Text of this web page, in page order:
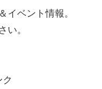
イベント情報。
い。